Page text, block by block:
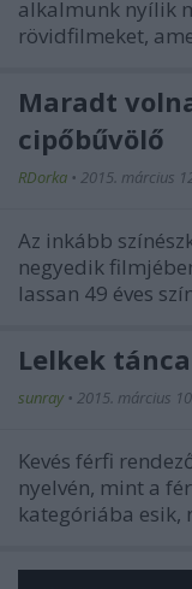
alkalmunk nyílik
rövidfilmeket,
Maradt
cipőbűvölő
RDorka • 2015. március
Az inkább
negyedik
lassan 49 éves
Lelkek
sunray • 2015. március 10.
Kevés férfi
nyelvén, mint a
kategóriába esik,